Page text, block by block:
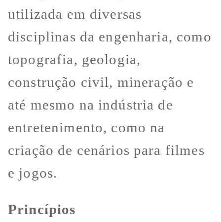
utilizada em diversas
disciplinas da engenharia, como
topografia, geologia,
construção civil, mineração e
até mesmo na indústria de
entretenimento, como na
criação de cenários para filmes
e jogos.
Princípios